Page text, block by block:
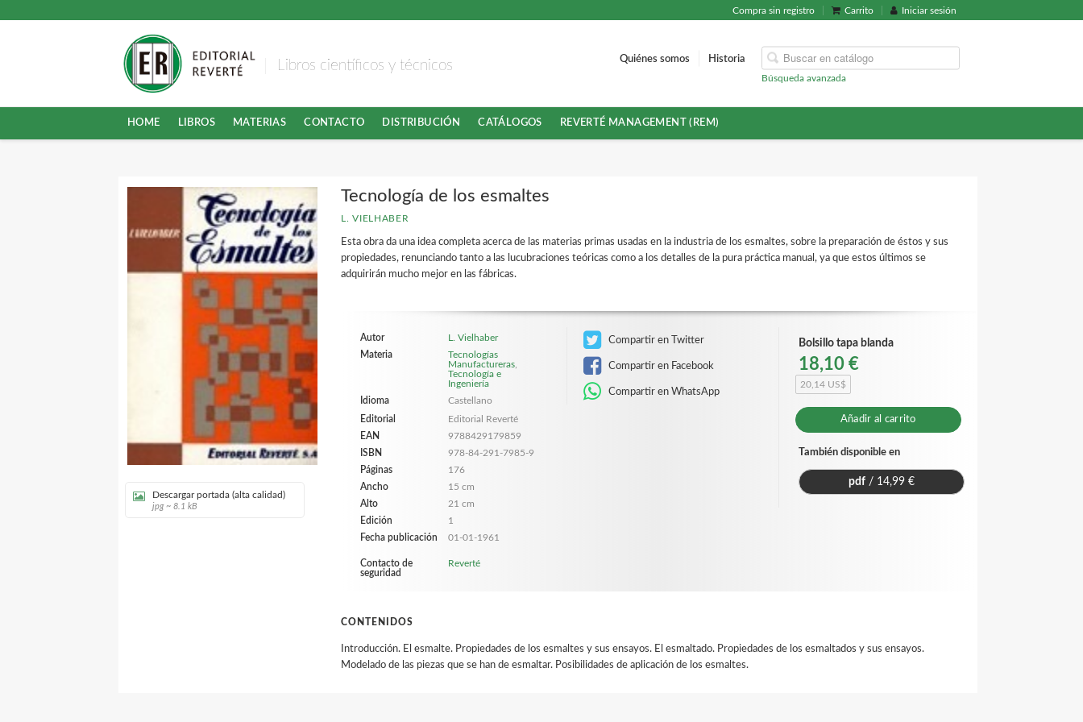
Compra sin registro Carrito Iniciar sesión
Libros científicos y técnicos
Búsqueda avanzada
Quiénes somos Historia
HOME LIBROS MATERIAS CONTACTO DISTRIBUCIÓN CATÁLOGOS REVERTÉ MANAGEMENT (REM)
Descargar portada (alta calidad)
jpg ~ 8.1 kB
Tecnología de los esmaltes
L. VIELHABER
Esta obra da una idea completa acerca de las materias primas usadas en la industria de los esmaltes, sobre la preparación de éstos y sus
propiedades, renunciando tanto a las lucubraciones teóricas como a los detalles de la pura práctica manual, ya que estos últimos se
adquirirán mucho mejor en las fábricas.
Autor
L. Vielhaber
Materia
Tecnologías
Manufactureras
Tecnología e
Ingeniería
Idioma
Castellano
Editorial
Editorial Reverté
EAN
9788429179859
ISBN
978-84-291-7985-9
Páginas
176
Ancho
15 cm
Alto
21 cm
Edición
1
Fecha publicación
01-01-1961
Contacto de
seguridad
Reverté
Compartir en Twitter
Compartir en Facebook
Compartir en WhatsApp
Bolsillo tapa blanda
18,10 €
20,14 US$
Añadir al carrito
También disponible en
pdf/ 14,99 €
CONTENIDOS
Introducción. El esmalte. Propiedades de los esmaltes y sus ensayos. El esmaltado. Propiedades de los esmaltados y sus ensayos.
Modelado de las piezas que se han de esmaltar. Posibilidades de aplicación de los esmaltes.